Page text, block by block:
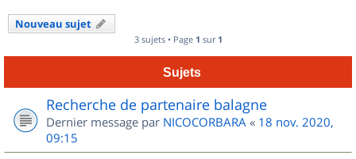
Nouveau sujet
3 sujets • Page 1 sur 1
Sujets
Recherche de partenaire balagne
Dernier message par NICOCORBARA « 18 nov. 2020,
09:15